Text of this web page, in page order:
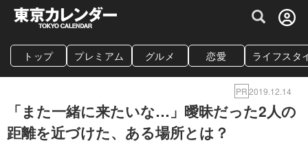
グルメ情報・プレミアムレストラン予約
トップ プレミアム グルメ 恋愛 ライフスタ
PR2019.12.14
「また一緒に来たいな…」曖昧だった2人の
距離を近づけた、ある場所とは？